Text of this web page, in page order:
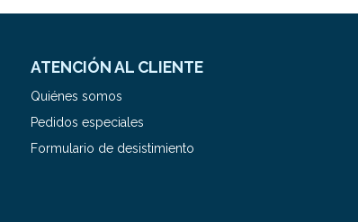
ATENCIÓN AL CLIENTE
Quiénes somos
Pedidos especiales
Formulario de desistimiento